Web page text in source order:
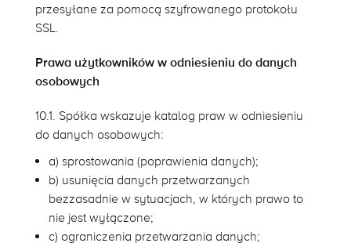
przesyłane za pomocą szyfrowanego protokołu
SSL.
Prawa użytkowników w odniesieniu do danych
osobowych
10.1. Spółka wskazuje katalog praw w odniesieniu
do danych osobowych:
a) sprostowania (poprawienia danych);
b) usunięcia danych przetwarzanych
bezzasadnie w sytuacjach, w których prawo to
nie jest wyłączone;
c) ograniczenia przetwarzania danych;